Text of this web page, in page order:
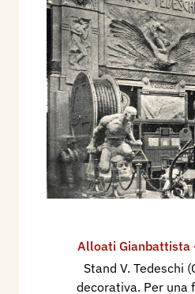
Alloati Gianbattista
Stand V. Tedeschi
decorativa. Per una